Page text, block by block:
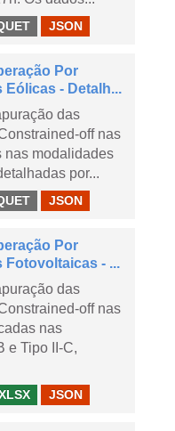
JSON
Por
- Detalh...
das
off nas
nas modalidades
por...
JSON
Por
- ...
das
off nas
nas
e Tipo II-C,
JSON